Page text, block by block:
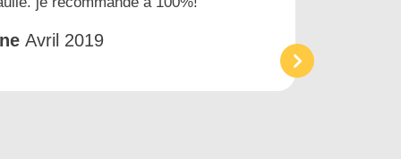
Avril 2019